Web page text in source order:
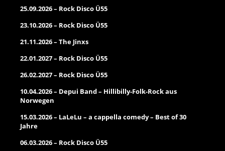
25.09.2026 – Rock Disco Ü55
23.10.2026 – Rock Disco Ü55
21.11.2026 – The Jinxs
22.01.2027 – Rock Disco Ü55
26.02.2027 – Rock Disco Ü55
10.04.2026 – Depui Band – Hillibilly-Folk-Rock aus
Norwegen
15.03.2026 – LaLeLu – a cappella comedy – Best of 30
Jahre
06.03.2026 – Rock Disco Ü55